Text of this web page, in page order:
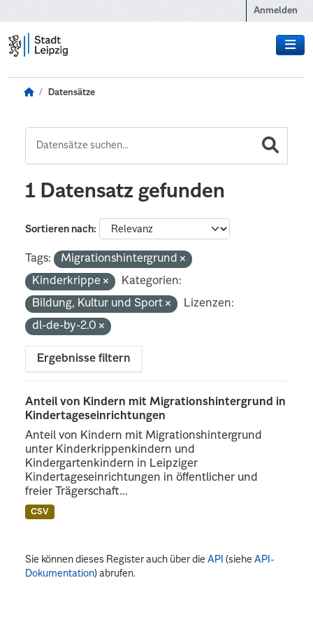
Anmelden
Datensätze
1 Datensatz gefunden
Sortieren nach
Tags:
Migrationshintergrund
Kinderkrippe
Kategorien:
Bildung, Kultur und Sport
Lizenzen:
dl-de-by-2.0
Ergebnisse filtern
Anteil von Kindern mit Migrationshintergrund in
Kindertageseinrichtungen
Anteil von Kindern mit Migrationshintergrund
unter Kinderkrippenkindern und
Kindergartenkindern in Leipziger
Kindertageseinrichtungen in öffentlicher und
freier Trägerschaft...
CSV
Sie können dieses Register auch über dieAPI (sieheAPI-
Dokumentation) abrufen.